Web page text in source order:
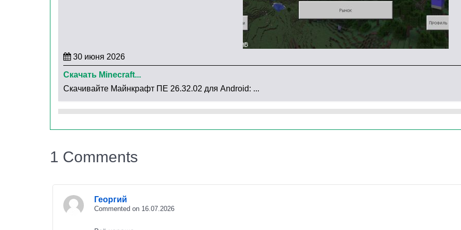
исправили ошибку с книгой и пером из старых миров
. В предыдущих
версиях открытие такой книги могло вызвать зависание. Теперь вы можете спокойно
И наконец,мультиплеер получил важное улучшение – скины отображаются корректно.
Заключение по Minecraft PE 26.32.02
Обновление 26.32.02 – это
мультиплеер работает чётче, а проблемы с текстурами и звуками ушли в прошлое
давно не заходили в свои миры или сталкивались с вылетами, смело обновляйтесь. Свежая
30 июня 2026
Скачать Minecraft...
Скачивайте Майнкрафт ПЕ 26.32.02 для Android: ...
1 Comments
Георгий
Commented on 16.07.2026